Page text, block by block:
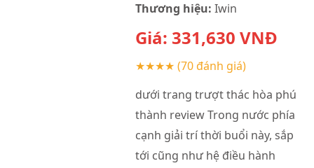
Thương hiệu: Iwin
Giá: 331,630 VNĐ
★★★★ (70 đánh giá)
dưới trang trượt thác hòa phú
thành review Trong nước phía
cạnh giải trí thời buổi này, sắp
tới cũng như hệ điều hành